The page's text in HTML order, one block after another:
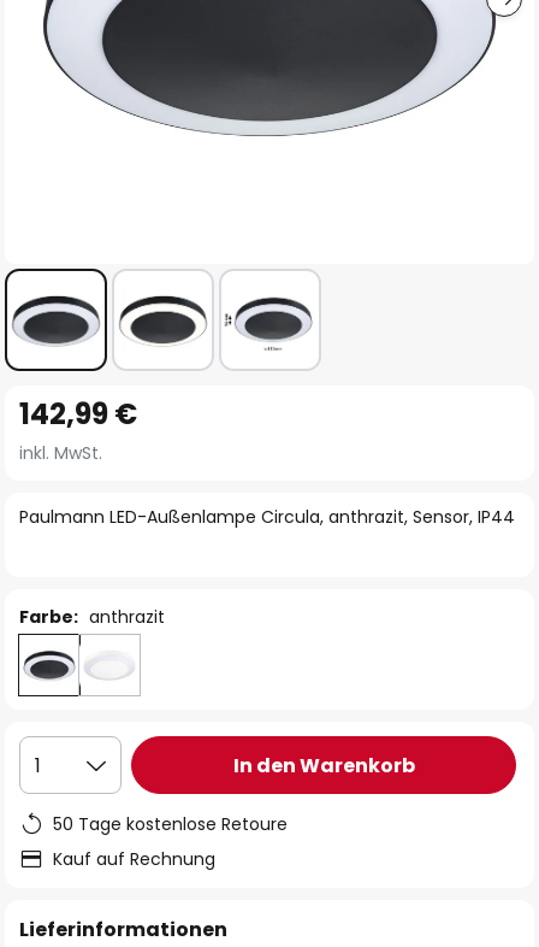
Anfang
der
springen
Paulmann LED-Außenlampe Circula, anthrazit, Sensor, IP44
142,99 €
inkl. MwSt.
Farbe: anthrazit
1 In den Warenkorb
50 Tage kostenlose Retoure
Kauf auf Rechnung
Lieferinformationen